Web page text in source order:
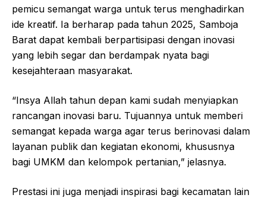
pemicu semangat warga untuk terus menghadirkan
ide kreatif. Ia berharap pada tahun 2025, Samboja
Barat dapat kembali berpartisipasi dengan inovasi
yang lebih segar dan berdampak nyata bagi
kesejahteraan masyarakat.
“Insya Allah tahun depan kami sudah menyiapkan
rancangan inovasi baru. Tujuannya untuk memberi
semangat kepada warga agar terus berinovasi dalam
layanan publik dan kegiatan ekonomi, khususnya
bagi UMKM dan kelompok pertanian,” jelasnya.
Prestasi ini juga menjadi inspirasi bagi kecamatan lain